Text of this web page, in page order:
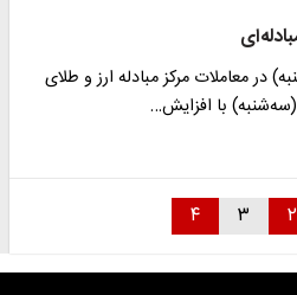
در معاملات مرکز مبادله ارز و طلای
با افزایش…
۲ ۳ ۴